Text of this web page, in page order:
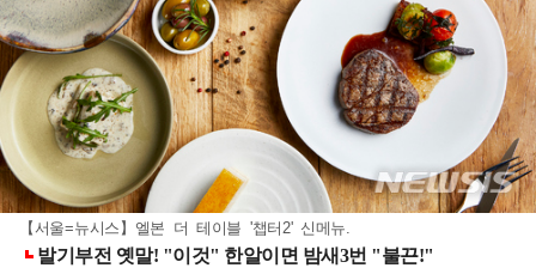
【서울=뉴시스】엘본 더 테이블 '챕터2' 신메뉴.